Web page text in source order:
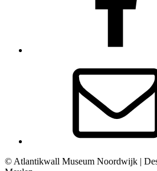
© Atlantikwall Museum Noordwijk |